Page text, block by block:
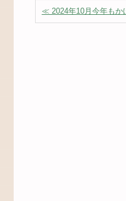
≪ 2024年10月今年もか